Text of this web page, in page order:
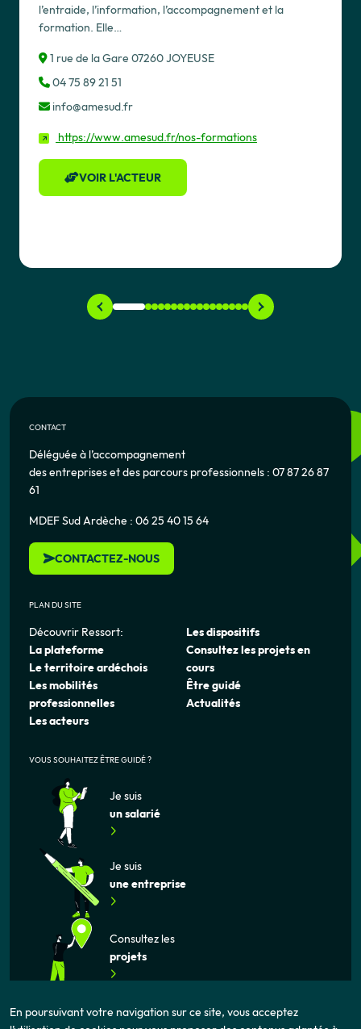
l’entraide, l’information, l’accompagnement et la
formation. Elle…
1 rue de la Gare 07260 JOYEUSE
04 75 89 21 51
info@amesud.fr
https://www.amesud.fr/nos-formations
VOIR L'ACTEUR
En poursuivant votre navigation sur ce site, vous acceptez
CONTACT
Déléguée à l’accompagnement
des entreprises et des parcours professionnels : 07 87 26 87
61
MDEF Sud Ardèche : 06 25 40 15 64
CONTACTEZ-NOUS
PLAN DU SITE
Découvrir Ressort:
La plateforme
Le territoire ardéchois
Les mobilités
professionnelles
Les acteurs
Les dispositifs
Consultez les projets en
cours
Être guidé
Actualités
VOUS SOUHAITEZ ÊTRE GUIDÉ ?
Je suis
un salarié
Je suis
une entreprise
Consultez les
projets